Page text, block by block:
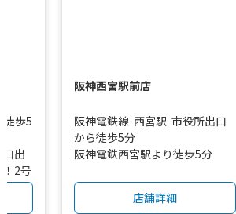
徒歩5
出
2号
の
阪神西宮駅前店
阪神電鉄線 西宮駅 市役所出口
から徒歩5分
阪神電鉄西宮駅より徒歩5分
店舗詳細